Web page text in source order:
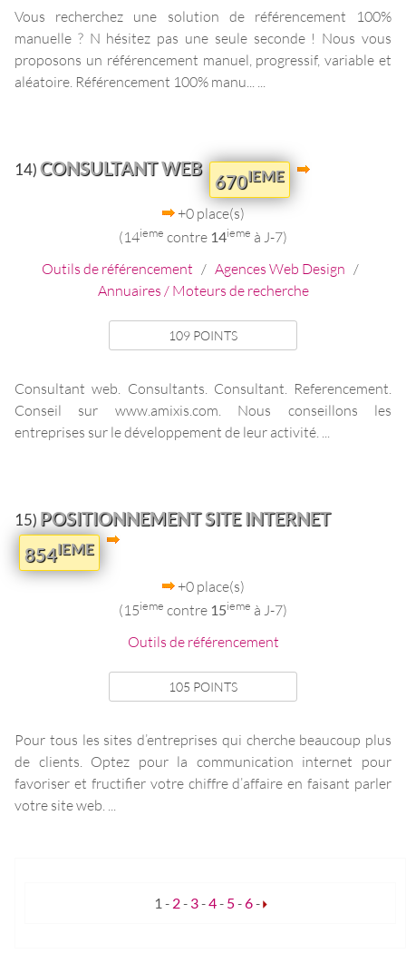
Vous recherchez une solution de référencement 100%
manuelle ? N hésitez pas une seule seconde ! Nous vous
proposons un référencement manuel, progressif, variable et
aléatoire. Référencement 100% manu... ...
14)CONSULTANT WEB
670IEME
+0 place(s)
(14ieme contre 14ieme à J-7)
Outils de référencement / Agences Web Design /
Annuaires / Moteurs de recherche
109 POINTS
Consultant web. Consultants. Consultant. Referencement.
Conseil sur www.amixis.com. Nous conseillons les
entreprises sur le développement de leur activité. ...
15) POSITIONNEMENT SITE INTERNET
854IEME
+0 place(s)
(15ieme contre 15ieme à J-7)
Outils de référencement
105 POINTS
Pour tous les sites d’entreprises qui cherche beaucoup plus
de clients. Optez pour la communication internet pour
favoriser et fructifier votre chiffre d’affaire en faisant parler
votre site web. ...
1 - 2- 3-4- 5-6-